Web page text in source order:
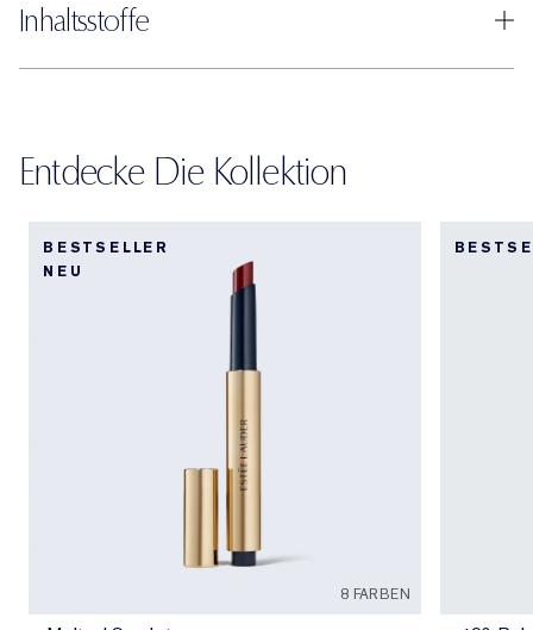
Inhaltsstoffe
Entdecke Die Kollektion
BESTSELLER
NEU
8 FARBEN